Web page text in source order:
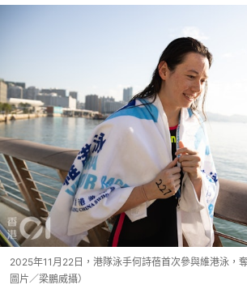
2025年11月22日，港隊泳手何詩蓓首次參與維港泳，
圖片／梁鵬威攝）